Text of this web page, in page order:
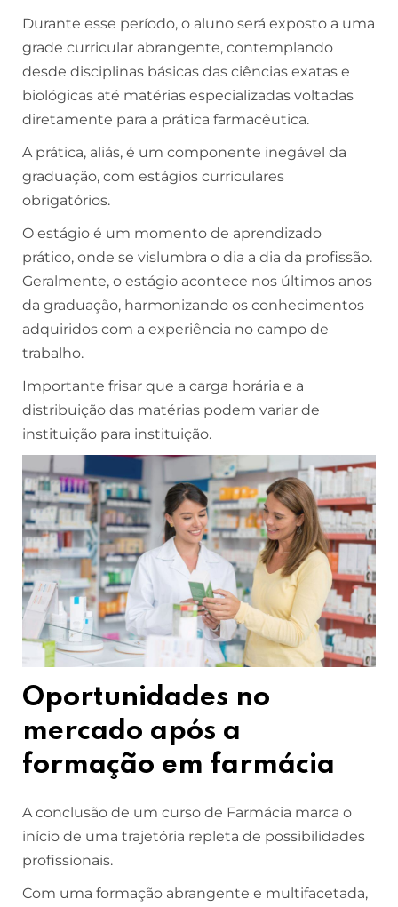
Durante esse período, o aluno será exposto a uma
grade curricular abrangente, contemplando
desde disciplinas básicas das ciências exatas e
biológicas até matérias especializadas voltadas
diretamente para a prática farmacêutica.
A prática, aliás, é um componente inegável da
graduação, com estágios curriculares
obrigatórios.
O estágio é um momento de aprendizado
prático, onde se vislumbra o dia a dia da profissão.
Geralmente, o estágio acontece nos últimos anos
da graduação, harmonizando os conhecimentos
adquiridos com a experiência no campo de
trabalho.
Importante frisar que a carga horária e a
distribuição das matérias podem variar de
instituição para instituição.
Oportunidades no
mercado após a
formação em farmácia
A conclusão de um curso de Farmácia marca o
início de uma trajetória repleta de possibilidades
profissionais.
Com uma formação abrangente e multifacetada,